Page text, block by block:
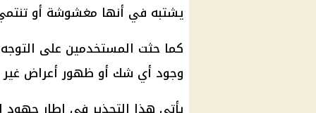
يشتبه في أنها مغشوشة أو
كما حثت المستخدمين على
وجود أي شك أو ظهور أعراض غير
يأتي هذا التحذير في إطار جهود